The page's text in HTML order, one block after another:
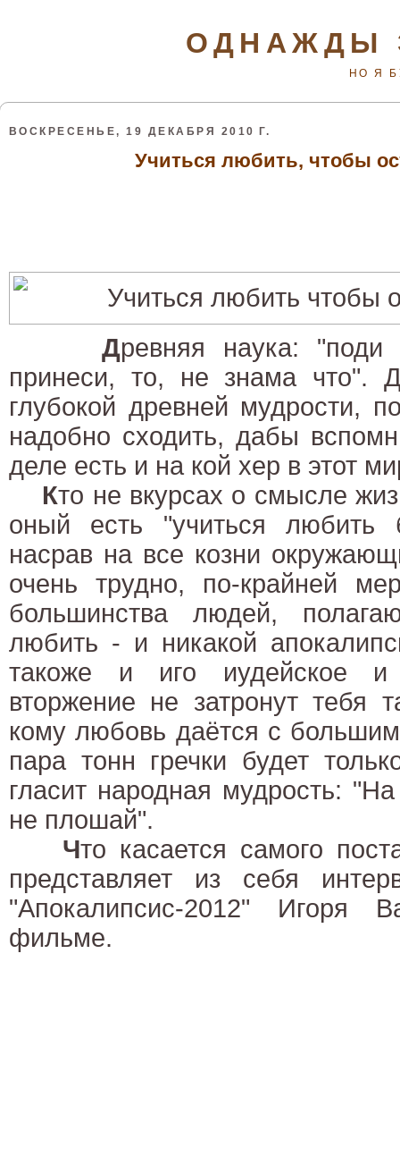
ОДНАЖДЫ
НО Я
ВОСКРЕСЕНЬЕ, 19 ДЕКАБРЯ 2010 Г.
Учиться любить, чтобы
Древняя наука:
принеси, то, не знама что".
глубокой древней мудрости,
надобно сходить, дабы
деле есть и на кой хер в этот
Кто не вкурсах о смысле
оный есть "учиться любить
насрав на все козни
очень трудно, по-крайней
большинства людей,
любить - и никакой
такоже и иго иудейское и
вторжение не затронут тебя
кому любовь даётся с
пара тонн гречки будет
гласит народная мудрость:
не плошай".
Что касается самого
представляет из себя
"Апокалипсис-2012" Игоря
фильме.